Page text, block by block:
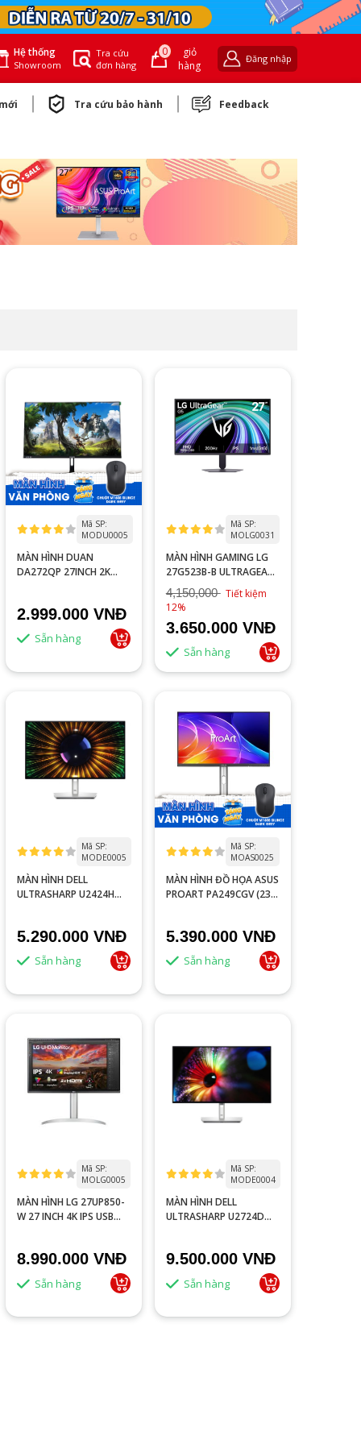
Hệ thống
Showroom
Tra cứu
đơn hàng
0
giỏ
hàng
Đăng nhập
Tra cứu bảo hành Feedback
Mã SP:
MODU0005
MÀN HÌNH DUAN
DA272QP 27INCH 2K
2.999.000 VNĐ
Sẵn hàng
Mã SP:
MOLG0031
MÀN HÌNH GAMING LG
27G523B-B ULTRAGEAR
27 IPS 200HZ GSYNC
4,150,000 Tiết kiệm
12%
3.650.000 VNĐ
Sẵn hàng
Mã SP:
MODE0005
MÀN HÌNH DELL
ULTRASHARP U2424H
5.290.000 VNĐ
Sẵn hàng
Mã SP:
MOAS0025
MÀN HÌNH ĐỒ HỌA ASUS
PROART PA249CGV (23.8
5.390.000 VNĐ
Sẵn hàng
Mã SP:
MOLG0005
MÀN HÌNH LG 27UP850-
W 27 INCH 4K IPS USB
8.990.000 VNĐ
Sẵn hàng
Mã SP:
MODE0004
MÀN HÌNH DELL
ULTRASHARP U2724D
9.500.000 VNĐ
Sẵn hàng